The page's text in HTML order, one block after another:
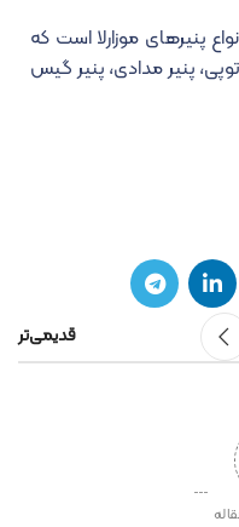
پنیرهای موزارلا است که
پنیر مدادی، پنیر گیس
قدیمی‌تر